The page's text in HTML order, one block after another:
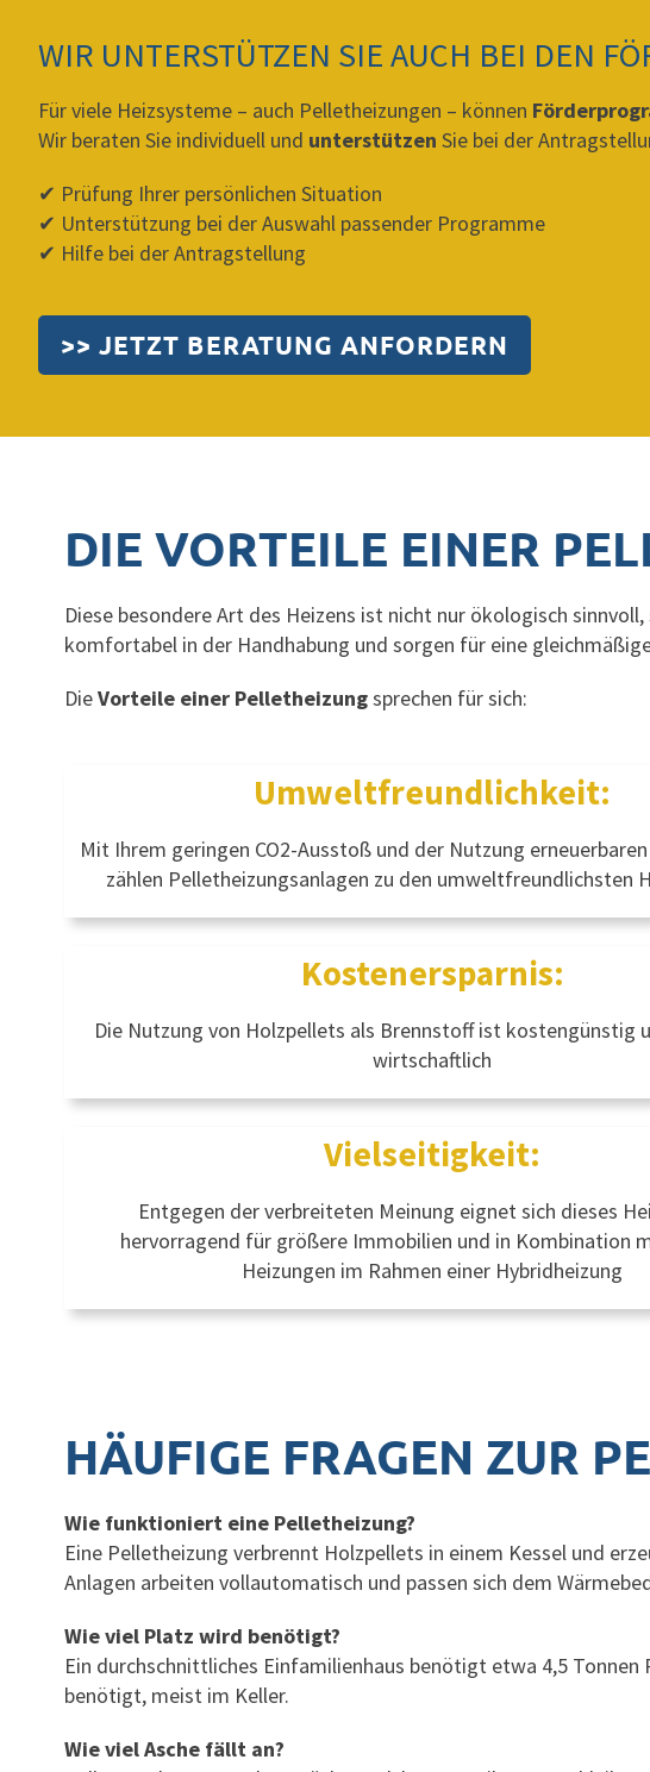
WIR UNTERSTÜTZEN SIE AUCH BEI DEN
Für viele Heizsysteme – auch Pelletheizungen – können
Wir beraten Sie individuell und unterstützen Sie bei der
✔ Prüfung Ihrer persönlichen Situation
✔ Unterstützung bei der Auswahl passender Programme
✔ Hilfe bei der Antragstellung
>> JETZT BERATUNG ANFORDERN
DIE VORTEILE EINER
Diese besondere Art des Heizens ist nicht nur ökologisch
komfortabel in der Handhabung und sorgen für eine
DieVorteile einer Pelletheizungsprechen für sich:
Umweltfreundlichkeit:
Mit Ihrem geringen CO2-Ausstoß und der Nutzung
zählen Pelletheizungsanlagen zu den umweltfreundlichsten
Kostenersparnis:
Die Nutzung von Holzpellets als Brennstoff ist kostengünstig
wirtschaftlich
Vielseitigkeit:
Entgegen der verbreiteten Meinung eignet sich dieses
hervorragend für größere Immobilien und in Kombination
Heizungen im Rahmen einer Hybridheizung
HÄUFIGE FRAGEN ZUR
Wie funktioniert eine Pelletheizung?
Eine Pelletheizung verbrennt Holzpellets in einem Kessel und
Anlagen arbeiten vollautomatisch und passen sich dem
Wie viel Platz wird benötigt?
Ein durchschnittliches Einfamilienhaus benötigt etwa 4,5
benötigt, meist im Keller.
Wie viel Asche fällt an?